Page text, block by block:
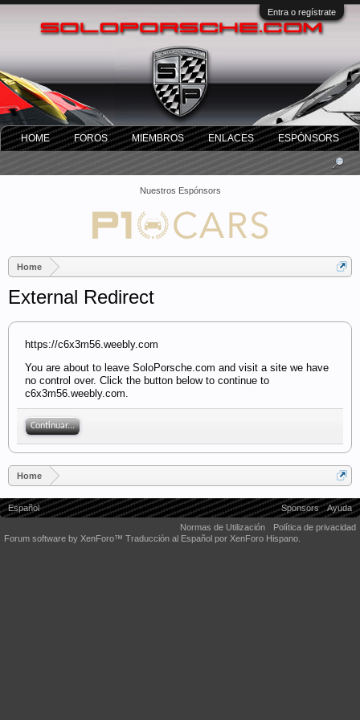
Entra o regístrate
Nuestros Espónsors
Home
External Redirect
https://c6x3m56.weebly.com
You are about to leave SoloPorsche.com and visit a site we have
no control over. Click the button below to continue to
c6x3m56.weebly.com.
Continuar...
Home
HOME FOROS MIEMBROS ENLACES ESPÓNSORS
Español Sponsors
Ayuda
Normas de Utilización
Política de privacidad
Forum software by XenForo™ Traducción al Español por XenForo Hispano.